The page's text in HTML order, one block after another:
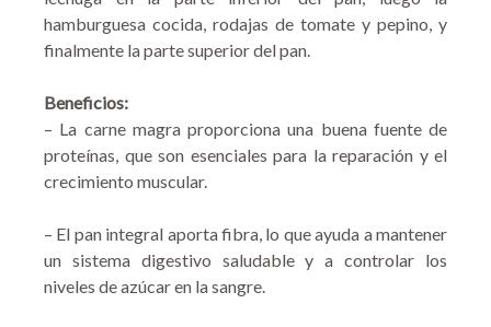
hamburguesa cocida, rodajas de tomate y pepino, y
finalmente la parte superior del pan.
Beneficios:
– La carne magra proporciona una buena fuente de
proteínas, que son esenciales para la reparación y el
crecimiento muscular.
– El pan integral aporta fibra, lo que ayuda a mantener
un sistema digestivo saludable y a controlar los
niveles de azúcar en la sangre.